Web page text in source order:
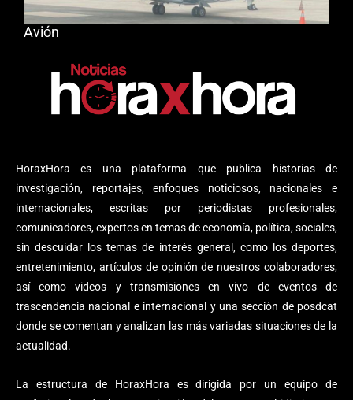
HoraxHora es una plataforma que publica historias de
investigación, reportajes, enfoques noticiosos, nacionales e
internacionales, escritas por periodistas profesionales,
comunicadores, expertos en temas de economía, política, sociales,
sin descuidar los temas de interés general, como los deportes,
entretenimiento, artículos de opinión de nuestros colaboradores,
así como videos y transmisiones en vivo de eventos de
trascendencia nacional e internacional y una sección de posdcat
donde se comentan y analizan las más variadas situaciones de la
actualidad.
La estructura de HoraxHora es dirigida por un equipo de
Avión